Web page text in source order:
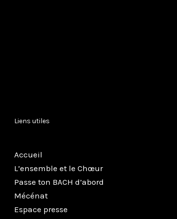
Liens utiles
Accueil
L’ensemble et le Chœur
Passe ton BACH d’abord
Mécénat
Espace presse